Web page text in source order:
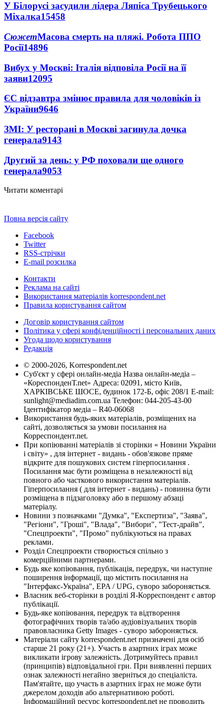
У Білорусі засудили лідера Ляпіса Трубецького
Міхалка15458
СюжетМасова смерть на пляжі. Робота ППО
Росії14896
Вибух у Москві: Італія відповіла Росії на її
заяви12095
ЄС відзавтра змінює правила для чоловіків із
України9646
ЗМІ: У ресторані в Москві загинула дочка
генерала9143
Другий за день: у РФ поховали ще одного
генерала9053
Читати коментарі
Повна версія сайту
Facebook
Twitter
RSS-стрічки
E-mail розсилка
Контакти
Реклама на сайті
Використання матеріалів korrespondent.net
Правила користування сайтом
Договір користування сайтом
Політика у сфері конфіденційності і персональних даних
Угода щодо користування
Редакція
© 2000-2026, Korrespondent.net
Суб'єкт у сфері онлайн-медіа Назва онлайн-медіа –
«КореспонденТ.net» Адреса: 02091, місто Київ,
ХАРКІВСЬКЕ ШОСЕ, будинок 172-Б, офіс 208/1 E-mail:
sunlight@mediadim.com.ua Телефон: 044-205-43-00
Ідентифікатор медіа – R40-06068
Використання будь-яких матеріалів, розміщених на
сайті, дозволяється за умови посилання на
Корреспондент.net.
При копіюванні матеріалів зі сторінки « Новини України
і світу» , для інтернет - видань - обов'язкове пряме
відкрите для пошукових систем гіперпосилання .
Посилання має бути розміщена в незалежності від
повного або часткового використання матеріалів.
Гіперпосилання ( для інтернет - видань) - повинна бути
розміщена в підзаголовку або в першому абзаці
матеріалу.
Новини з позначками "Думка", "Експертиза", "Заява",
"Регіони", "Гроші", "Влада", "Вибори", "Тест-драйв",
"Спецпроекти", "Промо" публікуються на правах
реклами.
Розділ Спецпроекти створюється спільно з
комерційними партнерами.
Будь яке копіювання, публікація, передрук, чи наступне
поширення інформації, що містить посилання на
"Інтерфакс-Україна", EPA / UPG, суворо забороняється.
Власник веб-сторінки в розділі Я-Корреспондент є автор
публікації.
Будь-яке копіювання, передрук та відтворення
фотографічних творів та/або аудіовізуальних творів
правовласника Getty Images - суворо забороняється.
Матеріали сайту korrespondent.net призначені для осіб
старше 21 року (21+). Участь в азартних іграх може
викликати ігрову залежність. Дотримуйтесь правил
(принципів) відповідальної гри. При виявленні перших
ознак залежності негайно зверніться до спеціаліста.
Пам'ятайте, що участь в азартних іграх не може бути
джерелом доходів або альтернативою роботі.
Інформаційний ресурс korrespondent.net не проводить